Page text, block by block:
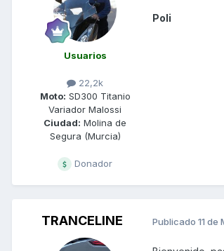
Usuarios
22,2k
Moto: SD300 Titanio
Variador Malossi
Ciudad: Molina de
Segura (Murcia)
Donador
Poli
TRANCELINE Publicado 11 de